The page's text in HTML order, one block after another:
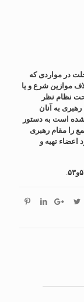
در مواردی که
موازین شرع و یا
نظام نظر
به آنان
شده است به دستور
را مقام رهبری
تهیه و
.